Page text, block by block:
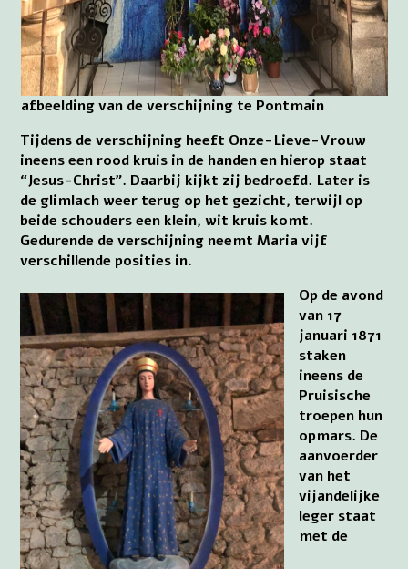
afbeelding van de verschijning te Pontmain
Tijdens de verschijning heeft Onze-Lieve-Vrouw
ineens een rood kruis in de handen en hierop staat
“Jesus-Christ”. Daarbij kijkt zij bedroefd. Later is
de glimlach weer terug op het gezicht, terwijl op
beide schouders een klein, wit kruis komt.
Gedurende de verschijning neemt Maria vijf
verschillende posities in.
Op de avond
van 17
januari 1871
staken
ineens de
Pruisische
troepen hun
opmars. De
aanvoerder
van het
vijandelijke
leger staat
met de